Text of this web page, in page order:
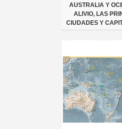
AUSTRALIA Y
ALIVIO, LAS
CIUDADES Y